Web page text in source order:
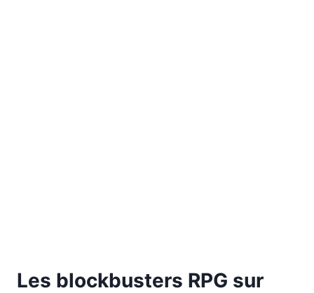
Les blockbusters RPG sur